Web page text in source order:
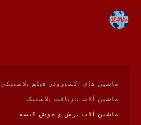
ماشین های اکسترودر فیلم پلاستیکی
ماشین آلات بازیافت پلاستیک
ماشین آلات برش و جوش کیسه